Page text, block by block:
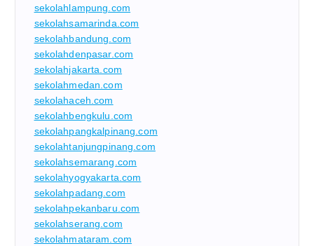
sekolahlampung.com
sekolahsamarinda.com
sekolahbandung.com
sekolahdenpasar.com
sekolahjakarta.com
sekolahmedan.com
sekolahaceh.com
sekolahbengkulu.com
sekolahpangkalpinang.com
sekolahtanjungpinang.com
sekolahsemarang.com
sekolahyogyakarta.com
sekolahpadang.com
sekolahpekanbaru.com
sekolahserang.com
sekolahmataram.com